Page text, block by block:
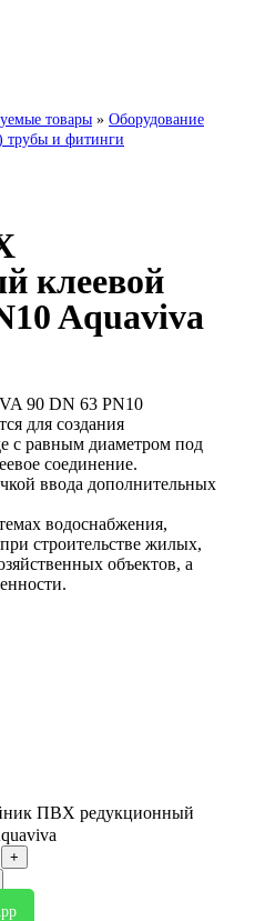
товары » Оборудование
трубы и фитинги
клеевой
Aquaviva
90 DN 63 PN10
для создания
с равным диаметром под
соединение.
ввода дополнительных
водоснабжения,
строительстве жилых,
объектов, а
ПВХ редукционный